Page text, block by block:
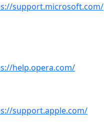
support.microsoft.com/
help.opera.com/
support.apple.com/